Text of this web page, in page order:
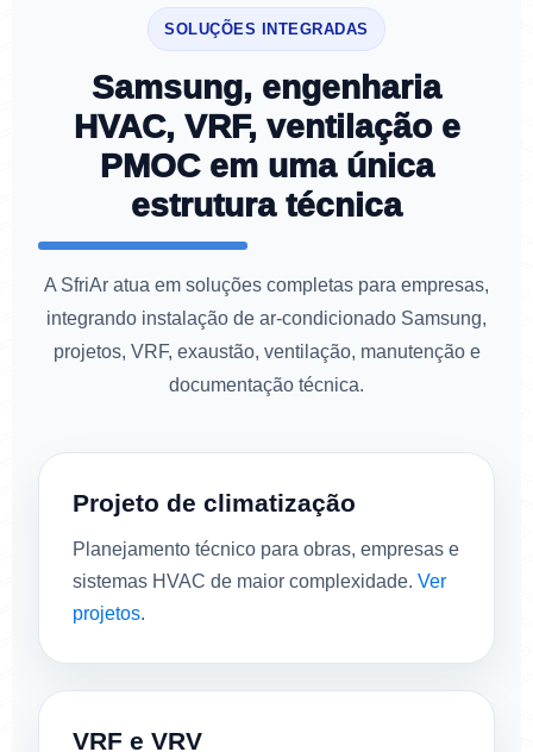
SOLUÇÕES INTEGRADAS
Samsung, engenharia
HVAC, VRF, ventilação e
PMOC em uma única
estrutura técnica
A SfriAr atua em soluções completas para empresas,
integrando instalação de ar-condicionado Samsung,
projetos, VRF, exaustão, ventilação, manutenção e
documentação técnica.
Projeto de climatização
Planejamento técnico para obras, empresas e
sistemas HVAC de maior complexidade. Ver
projetos.
VRF e VRV